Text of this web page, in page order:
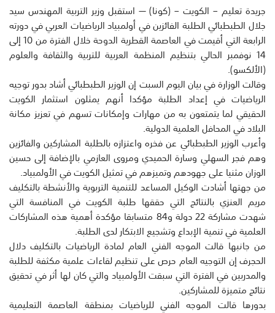
جريدة تعليم – الكويت – (كونا) — استقبل وزير التربية المهندس سيد
جلال الطبطبائي الطلبة الفائزين في أولمبياد الرياضيات العربي في دورته
الرابعة التي أقيمت في العاصمة القطرية الدوحة خلال الفترة من 10 إلى
14 نوفمبر الحالي بتنظيم المنظمة العربية للتربية والثقافة والعلوم
(الألكسو).
وقالت الوزارة في بيان اليوم السبت إن الوزير الطبطبائي أشاد بدور توجيه
الرياضيات في إعداد الطلبة مؤكدا أنهم يمثلون استثمار الكويت
الحقيقي لما يتمتعون به من مهارات وإمكانات تسهم في تعزيز مكانة
البلاد في المحافل العلمية الدولية.
وأعرب الوزير الطبطبائي عن فخره واعتزازه بالطلبة المشاركين والفائزين
وهم فجر السهلي وسارة الحميدي ومروى العازمي بالإضافة إلى حسين
الوزان مثنيا على جهودهم وتميزهم في تمثيل الكويت في الأولمبياد.
من جهتها أشادت الوكيل المساعد للتنمية التربوية والأنشطة بالتكليف
مريم العنزي بالنتائج التي حققها طلبة الكويت في المنافسة التي
شهدت مشاركة 22 دولة و84 متسابقا مؤكدة أهمية هذه المشاركات
العلمية في تنمية الإبداع وتشجيع الابتكار لدى الطلبة.
من جانبها قالت الموجه الفني العام لمادة الرياضيات بالتكليف دلال
الحجرف إن التوجيه العام حرص على تنظيم لقاءات علمية مكثفة للطلبة
والمدربين في الفترة التي سبقت الأولمبياد والتي كان لها أثر في تحقيق
نتائج متميزة للمشاركين.
بدورها قالت الموجه الفني للرياضيات بمنطقة العاصمة التعليمية